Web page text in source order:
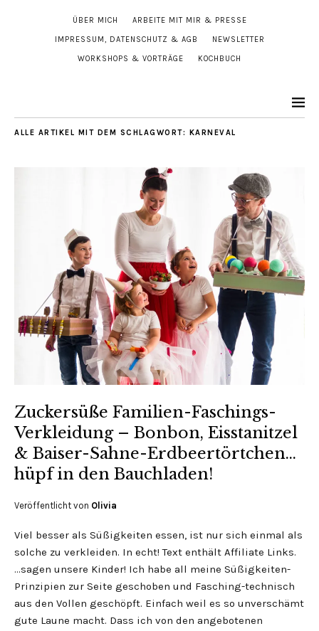
ÜBER MICH ARBEITE MIT MIR & PRESSE
IMPRESSUM, DATENSCHUTZ & AGB NEWSLETTER
WORKSHOPS & VORTRÄGE KOCHBUCH
ALLE ARTIKEL MIT DEM SCHLAGWORT: KARNEVAL
Zuckersüße Familien-Faschings-
Verkleidung – Bonbon, Eisstanitzel
& Baiser-Sahne-Erdbeertörtchen…
hüpf in den Bauchladen!
Veröffentlicht von Olivia
Viel besser als Süßigkeiten essen, ist nur sich einmal als
solche zu verkleiden. In echt! Text enthält Affiliate Links.
…sagen unsere Kinder! Ich habe all meine Süßigkeiten-
Prinzipien zur Seite geschoben und Fasching-technisch
aus den Vollen geschöpft. Einfach weil es so unverschämt
gute Laune macht. Dass ich von den angebotenen